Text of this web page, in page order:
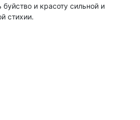
и красоту сильной и
стихии.